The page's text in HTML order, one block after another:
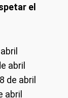
el
abril
de abril
abril